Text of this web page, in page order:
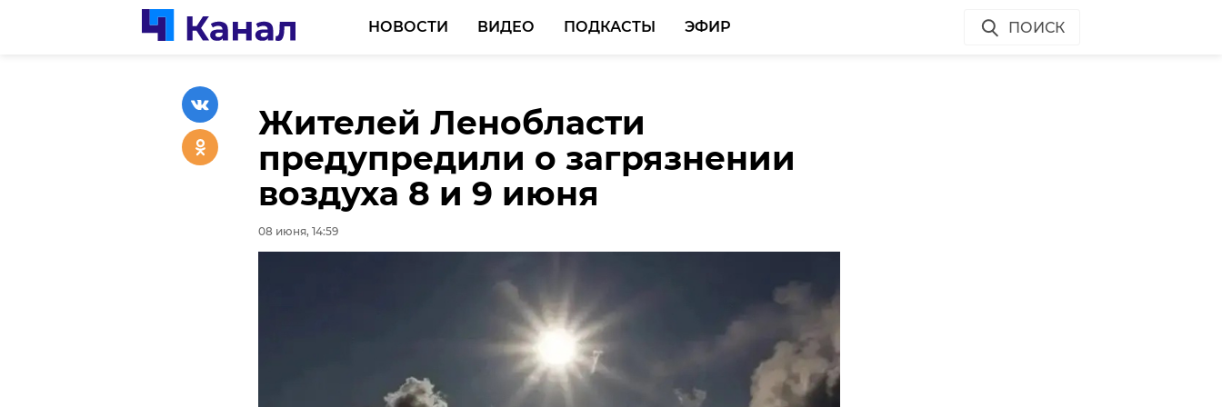
НОВОСТИ ВИДЕО ПОДКАСТЫ ЭФИР ПОИСК
Жителей Ленобласти
предупредили о загрязнении
воздуха 8 и 9 июня
08 июня, 14:59
Делегация Хэбэйского
университета иностранных
языков посетила ЛГУ
им.А.С.Пушкина
Rutube планирует построить в
Ленобласти собственный ЦОД
08 июня, 14:43